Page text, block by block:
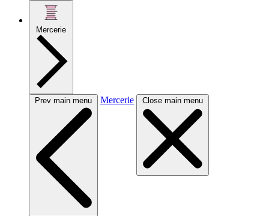
Mercerie
Prev main menu Mercerie Close main menu